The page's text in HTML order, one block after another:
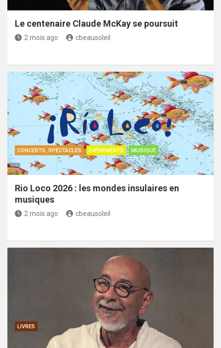
Le centenaire Claude McKay se poursuit
2 mois ago cbeausoleil
CONCERTS, SPECTACLES ÉVÉNEMENTS MUSIQUE
Rio Loco 2026 : les mondes insulaires en
musiques
2 mois ago cbeausoleil
LIVRES